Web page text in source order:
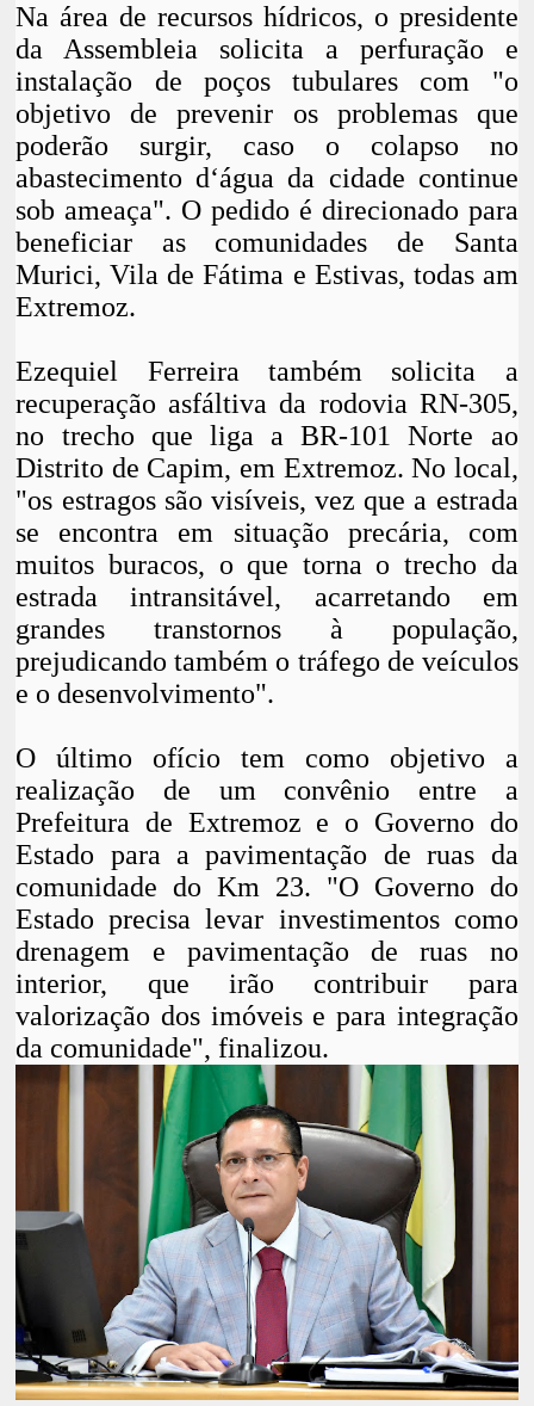
Na área de recursos hídricos, o presidente
da Assembleia solicita a perfuração e
instalação de poços tubulares com "o
objetivo de prevenir os problemas que
poderão surgir, caso o colapso no
abastecimento d‘água da cidade continue
sob ameaça". O pedido é direcionado para
beneficiar as comunidades de Santa
Murici, Vila de Fátima e Estivas, todas am
Extremoz.
Ezequiel Ferreira também solicita a
recuperação asfáltiva da rodovia RN-305,
no trecho que liga a BR-101 Norte ao
Distrito de Capim, em Extremoz. No local,
"os estragos são visíveis, vez que a estrada
se encontra em situação precária, com
muitos buracos, o que torna o trecho da
estrada intransitável, acarretando em
grandes transtornos à população,
prejudicando também o tráfego de veículos
e o desenvolvimento".
O último ofício tem como objetivo a
realização de um convênio entre a
Prefeitura de Extremoz e o Governo do
Estado para a pavimentação de ruas da
comunidade do Km 23. "O Governo do
Estado precisa levar investimentos como
drenagem e pavimentação de ruas no
interior, que irão contribuir para
valorização dos imóveis e para integração
da comunidade", finalizou.